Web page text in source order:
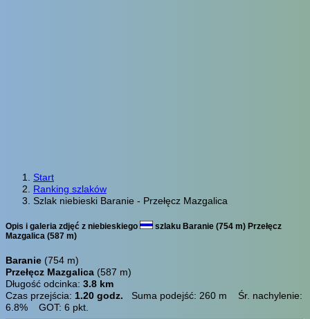
Start
Ranking szlaków
Szlak niebieski Baranie - Przełęcz Mazgalica
Opis i galeria zdjęć z niebieskiego
szlaku Baranie (754 m) Przełęcz
Mazgalica (587 m)
Baranie (754 m)
Przełęcz Mazgalica (587 m)
Długość odcinka: 3.8 km
Czas przejścia: 1.20 godz. Suma podejść: 260 m Śr. nachylenie:
6.8% GOT: 6 pkt.